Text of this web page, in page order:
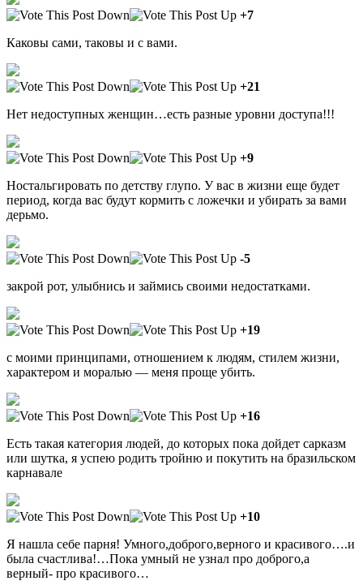
+7
Каковы сами, таковы и с вами.
+21
Нет недоступных женщин…есть разные уровни доступа!!!
+9
Ностальгировать по детству глупо. У вас в жизни еще будет
период, когда вас будут кормить с ложечки и убирать за вами
дерьмо.
-5
закрой рот, улыбнись и займись своими недостатками.
+19
с моими принципами, отношением к людям, стилем жизни,
характером и моралью — меня проще убить.
+16
Есть такая категория людей, до которых пока дойдет сарказм
или шутка, я успею родить тройню и покутить на бразильском
карнавале
+10
Я нашла себе парня! Умного,доброго,верного и красивого….и
была счастлива!…Пока умный не узнал про доброго,а
верный- про красивого…